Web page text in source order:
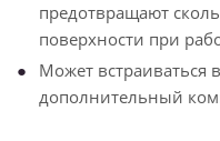
предотвращают
поверхности при
Может встраиваться
дополнительный